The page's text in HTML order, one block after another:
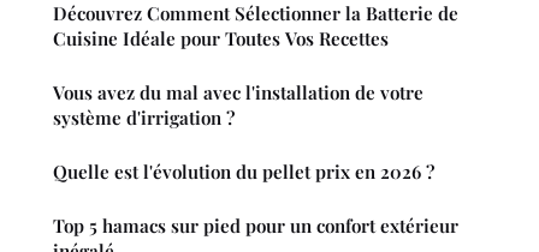
Découvrez Comment Sélectionner la Batterie de
Cuisine Idéale pour Toutes Vos Recettes
Vous avez du mal avec l'installation de votre
système d'irrigation ?
Quelle est l'évolution du pellet prix en 2026 ?
Top 5 hamacs sur pied pour un confort extérieur